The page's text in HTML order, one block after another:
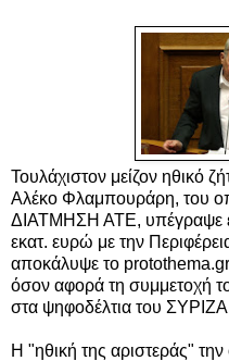
Τουλάχιστον μείζον ηθικό
Αλέκο Φλαμπουράρη, του
ΔΙΑΤΜΗΣΗ ΑΤΕ, υπέγραψε
εκατ. ευρώ με την
αποκάλυψε το
όσον αφορά τη συμμετοχή
στα ψηφοδέλτια του
Η "ηθική της αριστεράς"